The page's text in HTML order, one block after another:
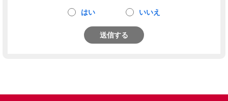
はい いいえ
送信する